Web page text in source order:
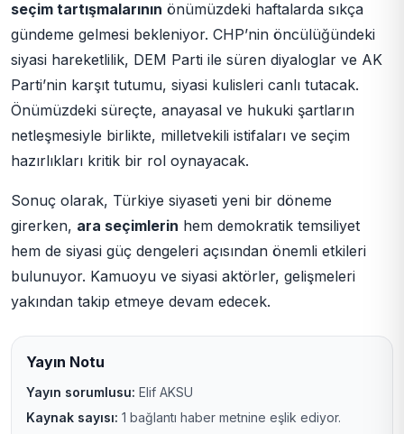
seçim tartışmalarının önümüzdeki haftalarda sıkça
gündeme gelmesi bekleniyor. CHP’nin öncülüğündeki
siyasi hareketlilik, DEM Parti ile süren diyaloglar ve AK
Parti’nin karşıt tutumu, siyasi kulisleri canlı tutacak.
Önümüzdeki süreçte, anayasal ve hukuki şartların
netleşmesiyle birlikte, milletvekili istifaları ve seçim
hazırlıkları kritik bir rol oynayacak.
Sonuç olarak, Türkiye siyaseti yeni bir döneme
girerken, ara seçimlerin hem demokratik temsiliyet
hem de siyasi güç dengeleri açısından önemli etkileri
bulunuyor. Kamuoyu ve siyasi aktörler, gelişmeleri
yakından takip etmeye devam edecek.
Yayın Notu
Yayın sorumlusu: Elif AKSU
Kaynak sayısı: 1 bağlantı haber metnine eşlik ediyor.